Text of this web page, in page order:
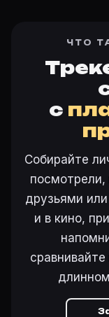
ЧТО
с
Собирайте
друзьями
и в кино,